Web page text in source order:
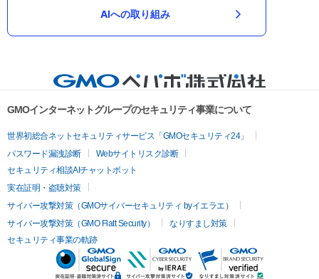
AIへの取り組み
GMOインターネットグループのセキュリティ事業について
世界初総合ネットセキュリティサービス「GMOセキュリティ24」
パスワード漏洩診断
Webサイトリスク診断
セキュリティ相談AIチャットボット
実在証明・盗聴対策
サイバー攻撃対策（GMOサイバーセキュリティ byイエラエ）
サイバー攻撃対策（GMO Flatt Security）
なりすまし対策
セキュリティ事業の軌跡